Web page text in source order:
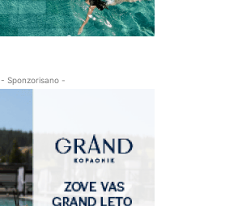
- Sponzorisano -